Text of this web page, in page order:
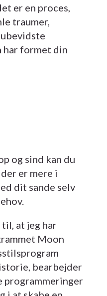
er en proces,
traumer,
har formet din
og sind kan du
er mere i
dit sande selv
at jeg har
Moon
bearbejder
programmeringer